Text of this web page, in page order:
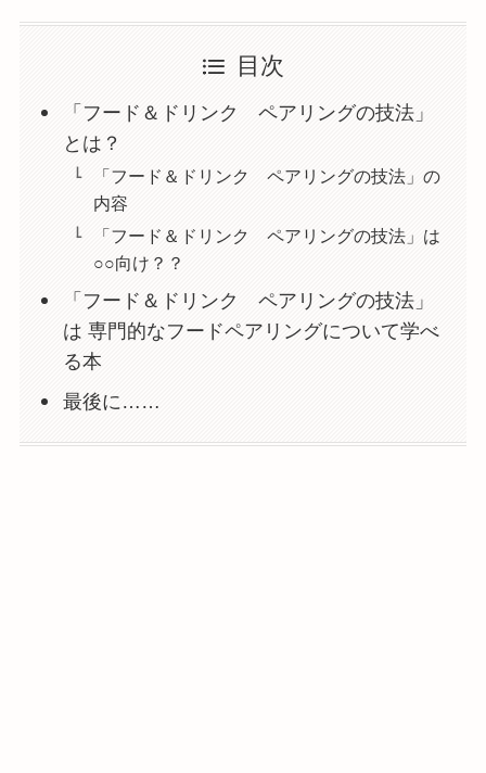
目次
「フード＆ドリンク ペアリングの技法」
とは？
「フード＆ドリンク ペアリングの技法」の
内容
「フード＆ドリンク ペアリングの技法」は
○○向け？？
「フード＆ドリンク ペアリングの技法」
は 専門的なフードペアリングについて学べ
る本
最後に……